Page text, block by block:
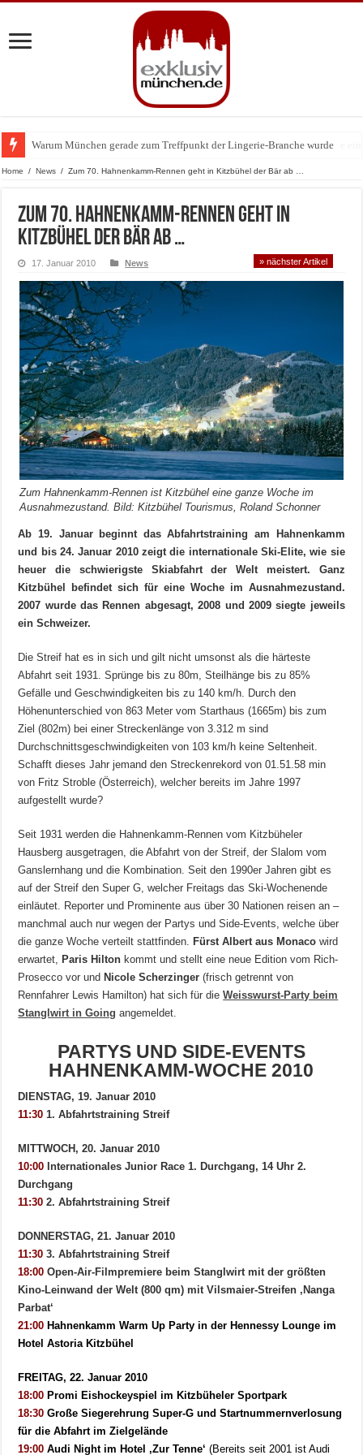
Warum München gerade zum Treffpunkt der Lingerie-Branche wurde
BMW Art Cars in München: Warum die rollenden Kunstwerke bis heute
Home / News / Zum 70. Hahnenkamm-Rennen geht in Kitzbühel der Bär ab …
Zum 70. Hahnenkamm-Rennen geht in
Kitzbühel der Bär ab …
17. Januar 2010 News » nächster Artikel
Zum Hahnenkamm-Rennen ist Kitzbühel eine ganze Woche im
Ausnahmezustand. Bild: Kitzbühel Tourismus, Roland Schonner
Ab 19. Januar beginnt das Abfahrtstraining am Hahnenkamm
und bis 24. Januar 2010 zeigt die internationale Ski-Elite, wie sie
heuer die schwierigste Skiabfahrt der Welt meistert. Ganz
Kitzbühel befindet sich für eine Woche im Ausnahmezustand.
2007 wurde das Rennen abgesagt, 2008 und 2009 siegte jeweils
ein Schweizer.
Die Streif hat es in sich und gilt nicht umsonst als die härteste
Abfahrt seit 1931. Sprünge bis zu 80m, Steilhänge bis zu 85%
Gefälle und Geschwindigkeiten bis zu 140 km/h. Durch den
Höhenunterschied von 863 Meter vom Starthaus (1665m) bis zum
Ziel (802m) bei einer Streckenlänge von 3.312 m sind
Durchschnittsgeschwindigkeiten von 103 km/h keine Seltenheit.
Schafft dieses Jahr jemand den Streckenrekord von 01.51.58 min
von Fritz Stroble (Österreich), welcher bereits im Jahre 1997
aufgestellt wurde?
Seit 1931 werden die Hahnenkamm-Rennen vom Kitzbüheler
Hausberg ausgetragen, die Abfahrt von der Streif, der Slalom vom
Ganslernhang und die Kombination. Seit den 1990er Jahren gibt es
auf der Streif den Super G, welcher Freitags das Ski-Wochenende
einläutet. Reporter und Prominente aus über 30 Nationen reisen an –
manchmal auch nur wegen der Partys und Side-Events, welche über
die ganze Woche verteilt stattfinden.Fürst Albert aus Monaco wird
erwartet,Paris Hilton kommt und stellt eine neue Edition vom Rich-
Prosecco vor undNicole Scherzinger (frisch getrennt von
Rennfahrer Lewis Hamilton) hat sich für dieWeisswurst-Party beim
Stanglwirt in Going angemeldet.
PARTYS UND SIDE-EVENTS
HAHNENKAMM-WOCHE 2010
DIENSTAG, 19. Januar 2010
11:30 1. Abfahrtstraining Streif
MITTWOCH, 20. Januar 2010
10:00 Internationales Junior Race 1. Durchgang, 14 Uhr 2.
Durchgang
11:30 2. Abfahrtstraining Streif
DONNERSTAG, 21. Januar 2010
11:303. Abfahrtstraining Streif
18:00 Open-Air-Filmpremiere beim Stanglwirt mit der größten
Kino-Leinwand der Welt (800 qm) mit Vilsmaier-Streifen ‚Nanga
Parbat‘
21:00Hahnenkamm Warm Up Party in der Hennessy Lounge im
Hotel Astoria Kitzbühel
FREITAG, 22. Januar 2010
18:00Promi Eishockeyspiel im Kitzbüheler Sportpark
18:30Große Siegerehrung Super-G und Startnummernverlosung
für die Abfahrt im Zielgelände
19:00Audi Night im Hotel ‚Zur Tenne‘(Bereits seit 2001 ist Audi